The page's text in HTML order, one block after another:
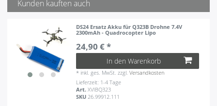
Kunden kauften auch
DS24 Ersatz Akku für Q323B Drohne 7.4V
2300mAh - Quadrocopter Lipo
24,90 € *
In den Warenkorb
* inkl. ges. MwSt. zzgl.Versandkosten
Lieferzeit: 1-4 Tage
Art.XVIBQ323
SKU26.99912.111